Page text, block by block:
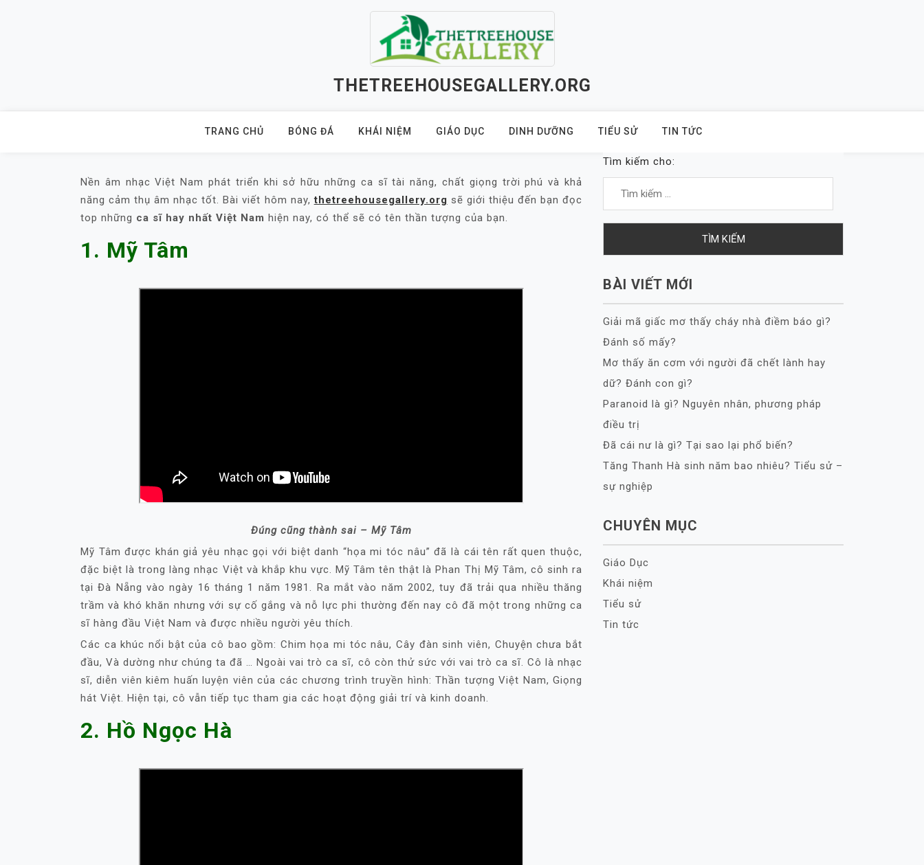
THETREEHOUSEGALLERY.ORG
TRANG CHỦ BÓNG ĐÁ KHÁI NIỆM GIÁO DỤC DINH DƯỠNG TIỂU SỬ TIN TỨC
Nền âm nhạc Việt Nam phát triển khi sở hữu những ca sĩ tài năng, chất giọng trời phú và khả
năng cảm thụ âm nhạc tốt. Bài viết hôm nay,thetreehousegallery.org sẽ giới thiệu đến bạn đọc
top những ca sĩ hay nhất Việt Nam hiện nay, có thể sẽ có tên thần tượng của bạn.
1. Mỹ Tâm
Đúng cũng thành sai – Mỹ Tâm
Mỹ Tâm được khán giả yêu nhạc gọi với biệt danh “họa mi tóc nâu” đã là cái tên rất quen thuộc,
đặc biệt là trong làng nhạc Việt và khắp khu vực. Mỹ Tâm tên thật là Phan Thị Mỹ Tâm, cô sinh ra
tại Đà Nẵng vào ngày 16 tháng 1 năm 1981. Ra mắt vào năm 2002, tuy đã trải qua nhiều thăng
trầm và khó khăn nhưng với sự cố gắng và nỗ lực phi thường đến nay cô đã một trong những ca
sĩ hàng đầu Việt Nam và được nhiều người yêu thích.
Các ca khúc nổi bật của cô bao gồm: Chim họa mi tóc nâu, Cây đàn sinh viên, Chuyện chưa bắt
đầu, Và dường như chúng ta đã … Ngoài vai trò ca sĩ, cô còn thử sức với vai trò ca sĩ. Cô là nhạc
sĩ, diễn viên kiêm huấn luyện viên của các chương trình truyền hình: Thần tượng Việt Nam, Giọng
hát Việt. Hiện tại, cô vẫn tiếp tục tham gia các hoạt động giải trí và kinh doanh.
2. Hồ Ngọc Hà
Tìm kiếm cho:
BÀI VIẾT MỚI
Giải mã giấc mơ thấy cháy nhà điềm báo gì?
Đánh số mấy?
Mơ thấy ăn cơm với người đã chết lành hay
dữ? Đánh con gì?
Paranoid là gì? Nguyên nhân, phương pháp
điều trị
Đã cái nư là gì? Tại sao lại phổ biến?
Tăng Thanh Hà sinh năm bao nhiêu? Tiểu sử –
sự nghiệp
CHUYÊN MỤC
Giáo Dục
Khái niệm
Tiểu sử
Tin tức